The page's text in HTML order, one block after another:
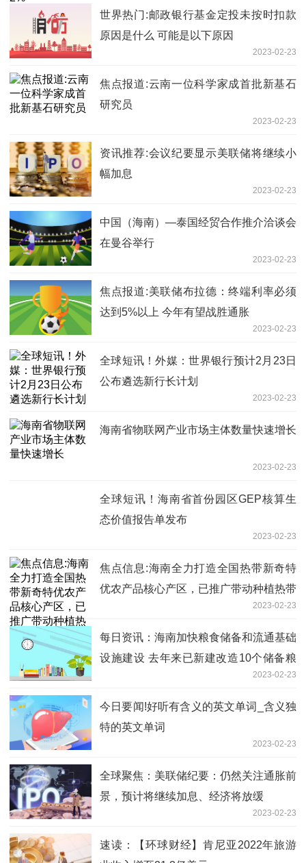
世界热门:邮政银行基金定投未按时扣款
原因是什么 可能是以下原因
2023-02-23
焦点报道:云南一位科学家成首批新基石
研究员
2023-02-23
资讯推荐:会议纪要显示美联储将继续小
幅加息
2023-02-23
中国（海南）—泰国经贸合作推介洽谈会
在曼谷举行
2023-02-23
焦点报道:美联储布拉德：终端利率必须
达到5%以上 今年有望战胜通胀
2023-02-23
全球短讯！外媒：世界银行预计2月23日
公布遴选新行长计划
2023-02-23
海南省物联网产业市场主体数量快速增长
2023-02-23
全球短讯！海南省首份园区GEP核算生
态价值报告单发布
2023-02-23
焦点信息:海南全力打造全国热带新奇特
优农产品核心产区，已推广带动种植热带
2023-02-23
每日资讯：海南加快粮食储备和流通基础
设施建设 去年来已新建改造10个储备粮
2023-02-23
今日要闻!好听有含义的英文单词_含义独
特的英文单词
2023-02-23
全球聚焦：美联储纪要：仍然关注通胀前
景，预计将继续加息、经济将放缓
2023-02-23
速读：【环球财经】肯尼亚2022年旅游